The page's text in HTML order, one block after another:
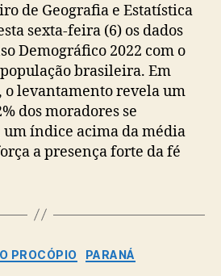
de Geografia e Estatística
sexta-feira (6) os dados
Demográfico 2022 com o
brasileira. Em
o levantamento revela um
dos moradores se
um índice acima da média
a presença forte da fé
Categorias
PROCÓPIO PARANÁ